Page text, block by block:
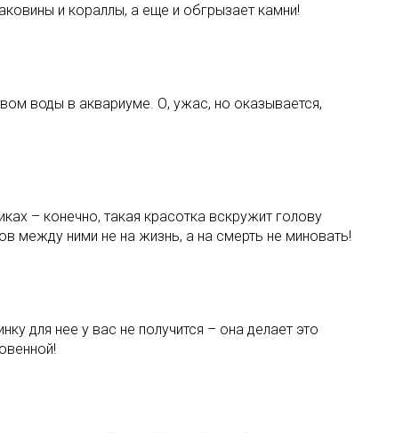
и кораллы, а еще и обгрызает камни!
воды в аквариуме. О, ужас, но оказывается,
– конечно, такая красотка вскружит голову
между ними не на жизнь, а на смерть не миновать!
для нее у вас не получится – она делает это